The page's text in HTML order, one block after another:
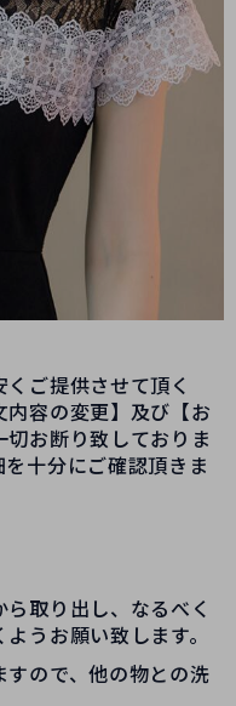
ご提供させて頂く
容の変更】及び【お
お断り致しておりま
十分にご確認頂きま
取り出し、なるべく
うお願い致します。
ので、他の物との洗